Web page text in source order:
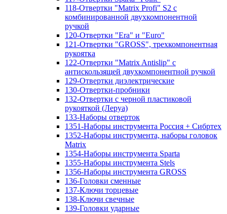
118-Отвертки "Matrix Profi" S2 с
комбинированной двухкомпонентной
ручкой
120-Отвертки "Era" и "Euro"
121-Отвертки "GROSS", трехкомпонентная
рукоятка
122-Отвертки "Matrix Antislip" с
антискользящей двухкомпонентной ручкой
129-Отвертки диэлектрические
130-Отвертки-пробники
132-Отвертки с черной пластиковой
рукояткой (Леруа)
133-Наборы отверток
1351-Наборы инструмента Россия + Сибртех
1352-Наборы инструмента, наборы головок
Matrix
1354-Наборы инструмента Sparta
1355-Наборы инструмента Stels
1356-Наборы инструмента GROSS
136-Головки сменные
137-Ключи торцевые
138-Ключи свечные
139-Головки ударные